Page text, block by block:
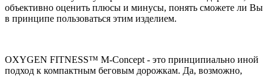
объективно оценить плюсы и минусы, понять сможете ли Вы
в принципе пользоваться этим изделием.
OXYGEN FITNESS™ M-Concept - это принципиально иной
подход к компактным беговым дорожкам. Да, возможно,